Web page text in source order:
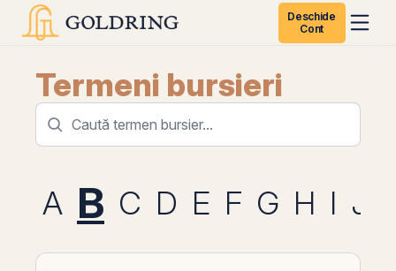
Deschide
Cont
Termeni bursieri
A B C D E F G H I J